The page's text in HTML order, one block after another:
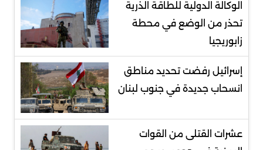
الوكالة الدولية للطاقة الذرية
تحذر من الوضع في محطة
زابوريجيا
إسرائيل رفضت تحديد مناطق
انسحاب جديدة في جنوب لبنان
عشرات القتلى من القوات